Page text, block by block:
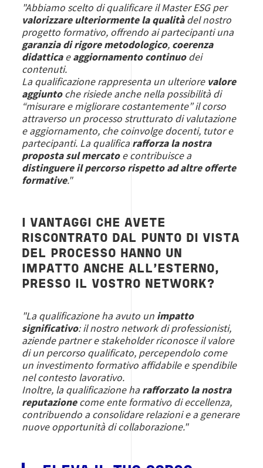
"Abbiamo scelto di qualificare il Master ESG per
valorizzare ulteriormente la qualitàdel nostro
progetto formativo, offrendo ai partecipanti una
garanzia di rigore metodologico, coerenza
didatticaeaggiornamento continuodei
contenuti.
La qualificazione rappresenta un ulteriore valore
aggiuntoche risiede anche nella possibilità di
“misurare e migliorare costantemente” il corso
attraverso un processo strutturato di valutazione
e aggiornamento, che coinvolge docenti, tutor e
partecipanti. La qualifica rafforza la nostra
proposta sul mercatoe contribuisce a
distinguere il percorso rispetto ad altre offerte
formative."
I VANTAGGI CHE AVETE
RISCONTRATO DAL PUNTO DI VISTA
DEL PROCESSO HANNO UN
IMPATTO ANCHE ALL’ESTERNO,
PRESSO IL VOSTRO NETWORK?
"La qualificazione ha avuto un impatto
significativo: il nostro network di professionisti,
aziende partner e stakeholder riconosce il valore
di un percorso qualificato, percependolo come
un investimento formativo affidabile e spendibile
nel contesto lavorativo.
Inoltre, la qualificazione ha rafforzato la nostra
reputazionecome ente formativo di eccellenza,
contribuendo a consolidare relazioni e a generare
nuove opportunità di collaborazione."